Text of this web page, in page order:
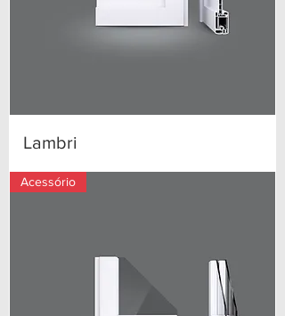
Lambri
Acessório